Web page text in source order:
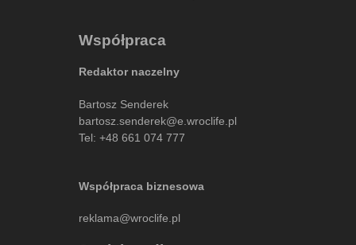
Współpraca
Redaktor naczelny
Bartosz Senderek
bartosz.senderek@e.wroclife.pl
Tel: +48 661 074 777
Współpraca biznesowa
reklama@wroclife.pl